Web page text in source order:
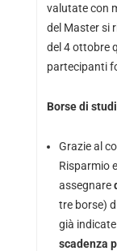
valutate con
del Master si
del 4 ottobre
partecipanti
Borse di
Grazie al
Risparmio
assegnare
tre borse)
già
scadenza